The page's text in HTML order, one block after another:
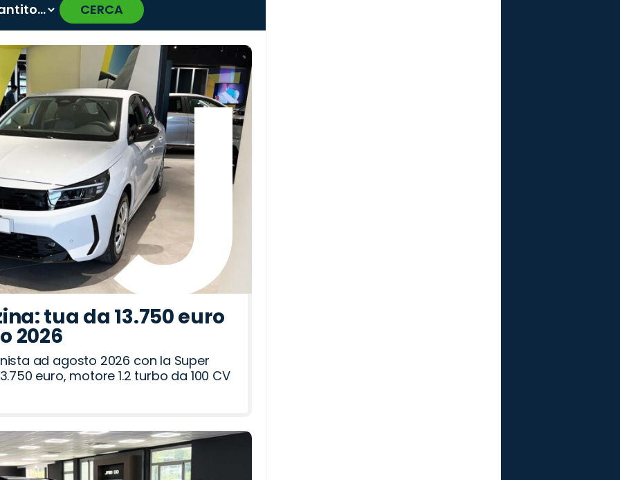
CERCA
›
tua da 13.750 euro
2026
ad agosto 2026 con la Super
euro, motore 1.2 turbo da 100 CV